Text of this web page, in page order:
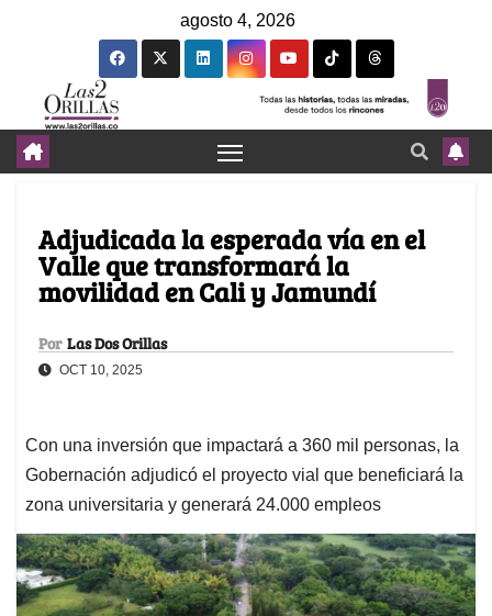
agosto 4, 2026
Adjudicada la esperada vía en el
Valle que transformará la
movilidad en Cali y Jamundí
Por Las Dos Orillas
OCT 10, 2025
Con una inversión que impactará a 360 mil personas, la
Gobernación adjudicó el proyecto vial que beneficiará la
zona universitaria y generará 24.000 empleos